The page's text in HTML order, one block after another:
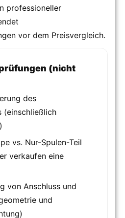
professioneller
vor dem Preisvergleich.
(nicht
des
(einschließlich
vs. Nur-Spulen-Teil
verkaufen eine
von Anschluss und
und